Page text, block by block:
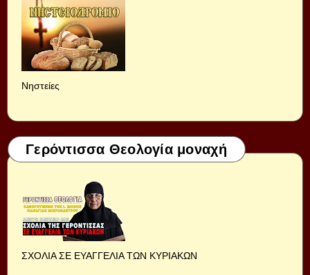
Νηστείες
Γερόντισσα Θεολογία μοναχή
ΣΧΟΛΙΑ ΣΕ ΕΥΑΓΓΕΛΙΑ ΤΩΝ ΚΥΡΙΑΚΩΝ